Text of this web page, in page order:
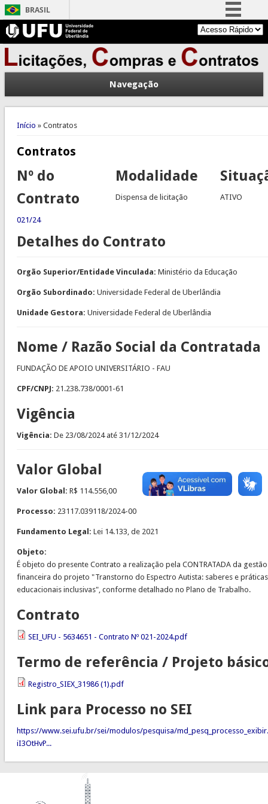
BRASIL
Simplifique!
Comunica BR
Participe
Acesso à informação
Legislação
Navegação
Você está aqui
Início » Contratos
Contratos
Nº do
Contrato
021/24
Modalidade
Dispensa de licitação ATIVO
Detalhes do Contrato
Orgão Superior/Entidade Vinculada: Ministério da Educação
Orgão Subordinado: Universidade Federal de Uberlândia
Unidade Gestora: Universidade Federal de Uberlândia
Nome / Razão Social da Contratada
FUNDAÇÃO DE APOIO UNIVERSITÁRIO - FAU
CPF/CNPJ: 21.238.738/0001-61
Vigência
Vigência: De 23/08/2024até 31/12/2024
Valor Global
Valor Global: R$ 114.556,00
Processo: 23117.039118/2024-00
Fundamento Legal: Lei 14.133, de 2021
Objeto:
É objeto do presente Contrato a realização pela CONTRATADA da gestão
financeira do projeto "Transtorno do Espectro Autista: saberes e práticas
educacionais inclusivas", conforme detalhado no Plano de Trabalho.
Contrato
SEI_UFU - 5634651 - Contrato Nº 021-2024.pdf
Termo de referência / Projeto
Registro_SIEX_31986 (1).pdf
Link para Processo no SEI
https://www.sei.ufu.br/sei/modulos/pesquisa/
iI3OtHvP...